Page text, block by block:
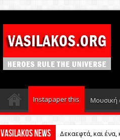
Instapaper this Μουσική
Vasilakos News Δεκαεφτά, και ένα,